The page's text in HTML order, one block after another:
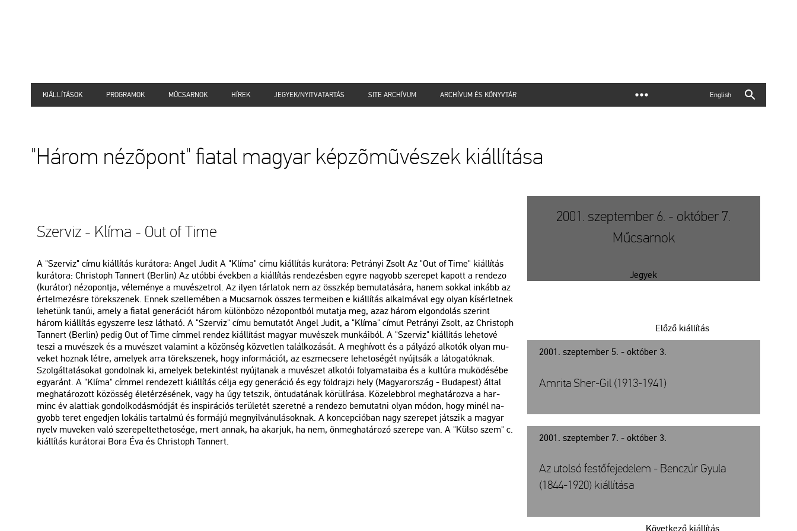
KIÁLLÍTÁSOK PROGRAMOK MŰCSARNOK HÍREK JEGYEK/NYITVATARTÁS SITE ARCHÍVUM ARCHÍVUM ÉS KÖNYVTÁR English
"Három nézõpont" fiatal magyar képzõmũvészek kiállítása
Szer­viz - Klíma - Out of Time
A "Szer­viz" címu ki­ál­lí­tás ku­rá­to­ra: Angel Judit A "Klíma" címu ki­ál­lí­tás ku­rá­to­ra: Pet­rá­nyi Zsolt Az "Out of Time" ki­ál­lí­tás
ku­rá­to­ra: Ch­ri­stoph Tan­nert (Ber­lin) Az utób­bi évek­ben a ki­ál­lí­tás ren­de­zés­ben egyre na­gyobb sze­re­pet ka­pott a ren­de­zo
(ku­rá­tor) né­z­o­pont­ja, vé­le­mé­nye a mu­vé­szet­rol. Az ilyen tár­la­tok nem az össz­kép be­mu­ta­tá­sá­ra, hanem sok­kal in­kább az
ér­tel­me­zés­re tö­rek­sze­nek. Ennek szel­le­mé­ben a Mu­csar­nok összes ter­me­i­ben e ki­ál­lí­tás al­kal­má­val egy olyan kí­sér­let­nek
le­he­tünk tanúi, amely a fi­a­tal ge­ne­rá­ci­ót három kü­lön­bö­zo né­z­o­pont­ból mu­tat­ja meg, azaz három el­gon­do­lás sze­rint
három ki­ál­lí­tás egy­szer­re lesz lát­ha­tó. A "Szer­viz" címu be­mu­ta­tót Angel Judit, a "Klíma" címut Pet­rá­nyi Zsolt, az Ch­ri­stoph
Tan­nert (Ber­lin) pedig Out of Time cím­mel ren­dez ki­ál­lí­tást ma­gyar mu­vé­szek mun­ká­i­ból. A "Szer­viz" ki­ál­lí­tás le­he­to­vé
teszi a mu­vé­szek és a mu­vé­szet va­la­mint a kö­zön­ség köz­vet­len ta­lál­ko­zá­sát. A meg­hí­vott és a pá­lyá­zó al­ko­tók olyan mu­
ve­ket hoz­nak létre, ame­lyek arra tö­rek­sze­nek, hogy in­for­má­ci­ót, az esz­me­cse­re le­he­tos­égét nyújt­sák a lá­to­ga­tók­nak.
Szol­gál­ta­tá­so­kat gon­dol­nak ki, ame­lyek be­te­kin­tést nyúj­ta­nak a mu­vé­szet al­ko­tói fo­lya­ma­ta­i­ba és a kul­tú­ra mu­kö­dé­sé­be
egy­aránt. A "Klíma" cím­mel ren­de­zett ki­ál­lí­tás célja egy ge­ne­rá­ció és egy föld­raj­zi hely (Ma­gyar­or­szág - Bu­da­pest) által
meg­ha­tá­ro­zott kö­zös­ség élet­ér­zé­sé­nek, vagy ha úgy tet­szik, ön­tu­da­tá­nak kö­rül­írá­sa. Kö­ze­lebb­rol meg­ha­tá­roz­va a har­
minc év alat­ti­ak gon­dol­ko­dás­mód­ját és ins­pi­rá­ci­ós te­rü­le­tét sze­ret­né a ren­de­zo be­mu­tat­ni olyan módon, hogy minél na­
gyobb teret en­ged­jen lo­ká­lis tar­tal­mú és for­má­jú meg­nyil­vá­nu­lá­sok­nak. A kon­cep­ci­ó­ban nagy sze­re­pet ját­szik a ma­gyar
nyelv mu­ve­ken való sze­re­pel­tet­he­to­s­ége, mert annak, ha akar­juk, ha nem, ön­meg­ha­tá­ro­zó sze­re­pe van. A "Külso szem" c.
ki­ál­lí­tás ku­rá­to­rai Bora Éva és Ch­ri­stoph Tan­nert.
2001. szeptember 6. - október 7.
Műcsarnok
Jegyek
2001. szeptember 5. - október 3.
Előző kiállítás
Amrita Sher-Gil (1913-1941)
2001. szeptember 7. - október 3.
Következő kiállítás
Az utolsó festőfejedelem - Benczúr Gyula
(1844-1920) kiállítása